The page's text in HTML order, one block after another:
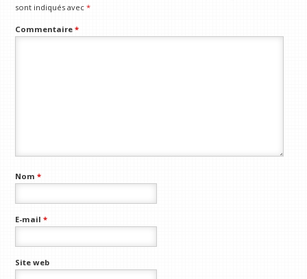
sont indiqués avec*
Commentaire*
Nom*
E-mail*
Site web